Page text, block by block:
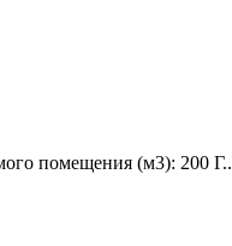
помещения (м3): 200 Г..